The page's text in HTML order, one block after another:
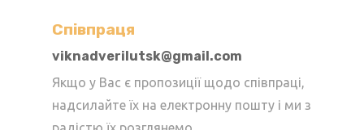
Cпівпраця
viknadverilutsk@gmail.com
Якщо у Вас є пропозиції щодо співпраці,
надсилайте їх на електронну пошту і ми з